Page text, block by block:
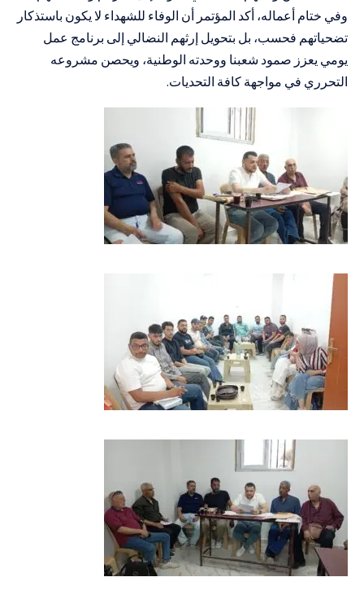
وفي ختام أعماله، أكد المؤتمر أن الوفاء للشهداء لا يكون باستذكار
تضحياتهم فحسب، بل بتحويل إرثهم النضالي إلى برنامج عمل
يومي يعزز صمود شعبنا ووحدته الوطنية، ويحصن مشروعه
التحرري في مواجهة كافة التحديات.